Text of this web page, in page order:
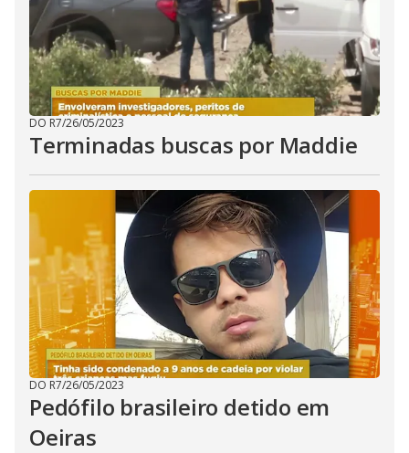
DO R7/26/05/2023
Terminadas buscas por Maddie
DO R7/26/05/2023
Pedófilo brasileiro detido em
Oeiras